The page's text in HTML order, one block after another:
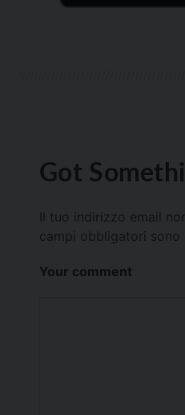
Got
Il tuo indirizzo email
campi obbligatori sono
Your comment